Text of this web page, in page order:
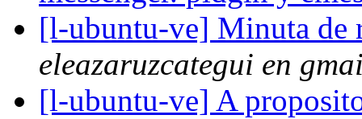
[l-ubuntu-ve] Minuta de
eleazaruzcategui en
[l-ubuntu-ve] A